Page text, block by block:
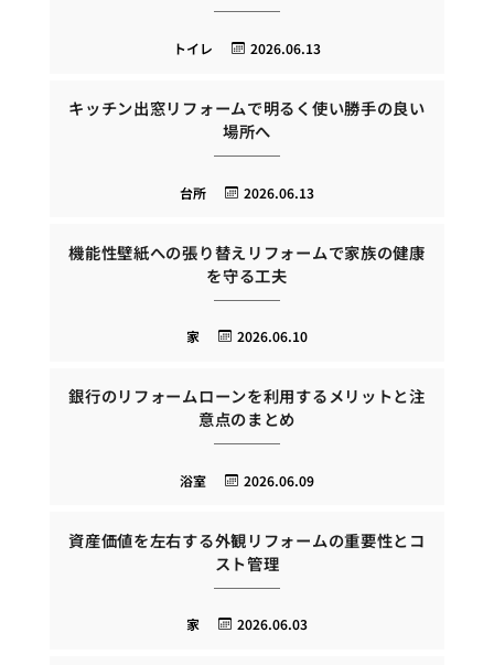
2026.06.13
トイレ
キッチン出窓リフォームで明るく使い勝手の良い
場所へ
2026.06.13
台所
機能性壁紙への張り替えリフォームで家族の健康
を守る工夫
2026.06.10
家
銀行のリフォームローンを利用するメリットと注
意点のまとめ
2026.06.09
浴室
資産価値を左右する外観リフォームの重要性とコ
スト管理
2026.06.03
家